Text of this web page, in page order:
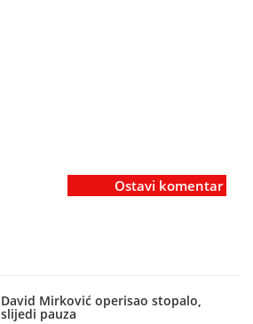
Ostavi komentar
David Mirković operisao stopalo,
slijedi pauza